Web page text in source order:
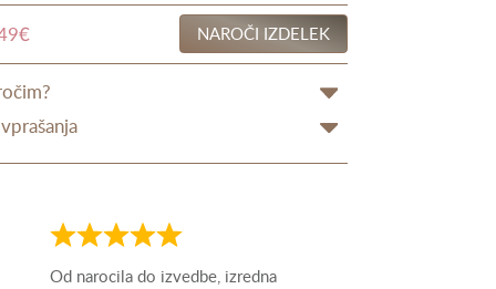
€ NAROČI IZDELEK
Ocena
5
Čudovito narejeno! Enkratno!!!👌👌